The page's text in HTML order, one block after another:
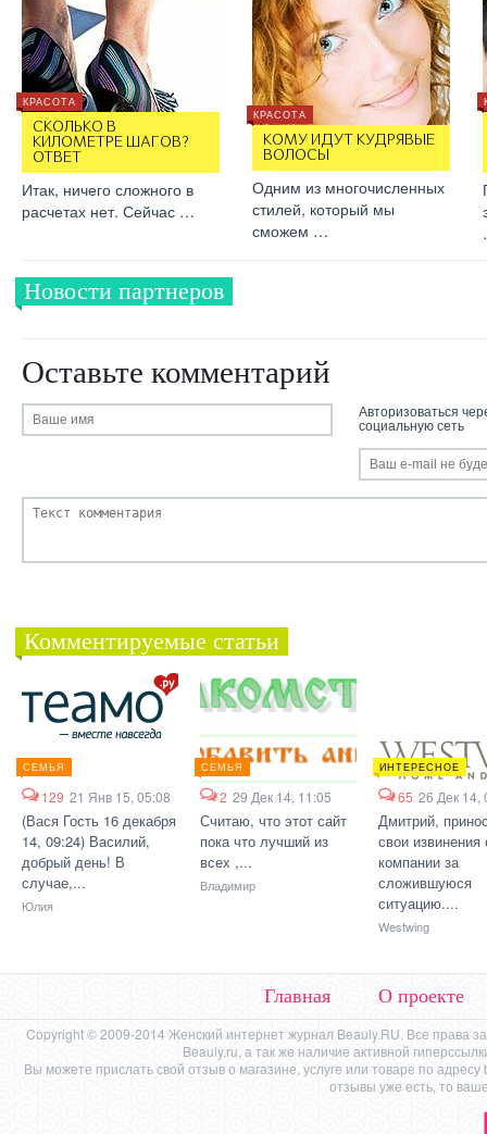
КРАСОТА
СКОЛЬКО В
КИЛОМЕТРЕ ШАГОВ?
ОТВЕТ
Итак, ничего сложного в
расчетах нет. Сейчас …
КРАСОТА
КОМУ ИДУТ КУДРЯВЫЕ
ВОЛОСЫ
Одним из многочисленных
стилей, который мы
сможем …
Новости партнеров
Оставьте комментарий
Авторизоваться
социальную сеть
Комментируемые статьи
СЕМЬЯ
129 21 Янв 15, 05:08
(Вася Гость 16 декабря
14, 09:24) Василий,
добрый день! В
случае,...
Юлия
СЕМЬЯ
2 29 Дек 14, 11:05
Считаю, что этот сайт
пока что лучший из
всех ,...
Владимир
ИНТЕРЕСНОЕ
65 26 Дек 14,
Дмитрий,
свои извинения
компании за
сложившуюся
ситуацию....
Westwing
Главная О проекте
Copyright © 2009-2014 Женский интернет журнал Beauly.RU. Все права
Beauly.ru, а так же наличие активной
Вы можете прислать свой отзыв о магазине, услуге или товаре по адресу
отзывы уже есть, то